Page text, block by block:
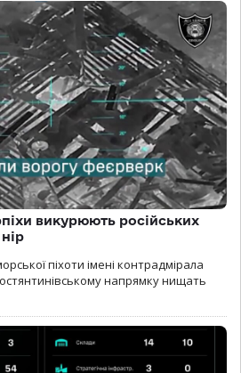
викурюють російських
піхоти імені контрадмірала
напрямку нищать